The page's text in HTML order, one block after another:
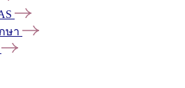
ษา